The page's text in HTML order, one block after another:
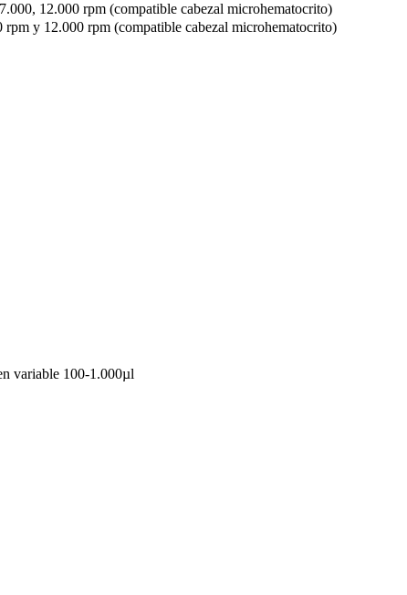
12.000 rpm (compatible cabezal microhematocrito)
rpm y 12.000 rpm (compatible cabezal microhematocrito)
variable 100-1.000µl